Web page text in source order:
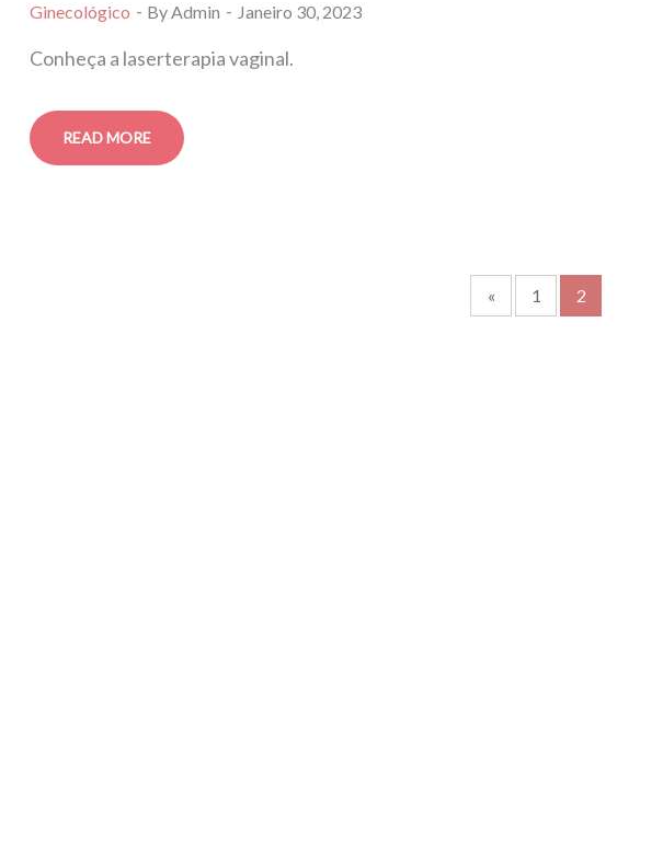
Ginecológico By Admin Janeiro 30, 2023
Conheça a laserterapia vaginal.
READ MORE
« 1 2